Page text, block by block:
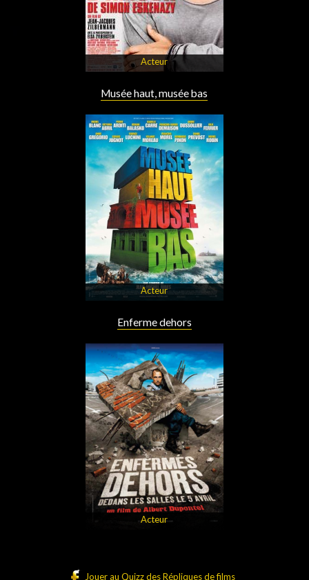
Acteur
Musée haut, musée bas
Acteur
Enferme dehors
Acteur
Jouer au Quizz des Répliques de films